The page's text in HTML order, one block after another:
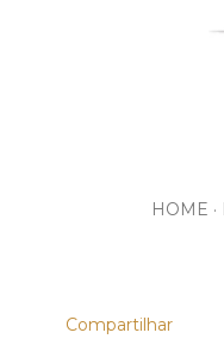
HOME
Compartilhar